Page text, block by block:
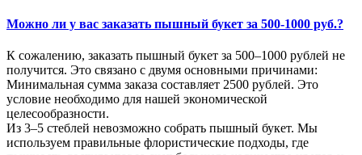
Можно ли у вас заказать пышный букет за 500-1000 руб.?
К сожалению, заказать пышный букет за 500–1000 рублей не
получится. Это связано с двумя основными причинами:
Минимальная сумма заказа составляет 2500 рублей. Это
условие необходимо для нашей экономической
целесообразности.
Из 3–5 стеблей невозможно собрать пышный букет. Мы
используем правильные флористические подходы, где